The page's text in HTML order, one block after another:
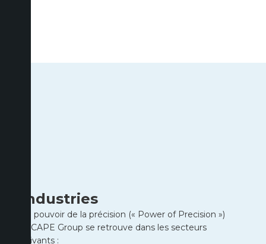
Industries
Le pouvoir de la précision (« Power of Precision »)
d’ICAPE Group se retrouve dans les secteurs
suivants :